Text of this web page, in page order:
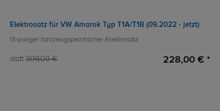
Elektrosatz für VW Amarok Typ T1A/T1B (09.2022 - jetzt)
13-poliger fahrzeugspezifischer Elektrosatz
statt 309,00 € 228,00 € *